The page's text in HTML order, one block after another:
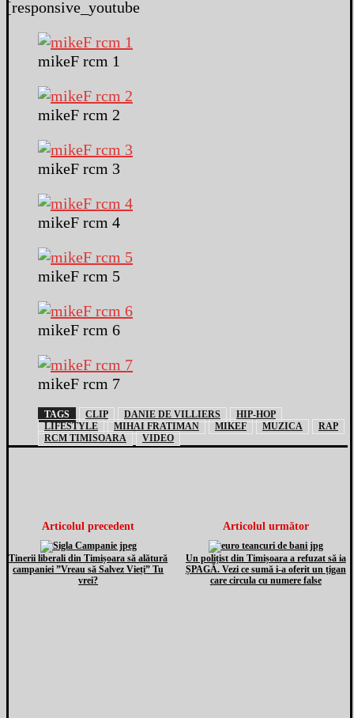
[responsive_youtube
mikeF rcm 1
mikeF rcm 2
mikeF rcm 3
mikeF rcm 4
mikeF rcm 5
mikeF rcm 6
mikeF rcm 7
TAGS CLIP DANIE DE VILLIERS
HIP-HOP
LIFESTYLE
MIHAI FRATIMAN MIKEF MUZICA
RAP
RCM TIMISOARA
VIDEO
Articolul precedent
Tinerii liberali din Timișoara să alătură
campaniei ”Vreau să Salvez Vieți” Tu
vrei?
Articolul următor
Un polițist din Timișoara a refuzat să ia
ȘPAGĂ. Vezi ce sumă i-a oferit un țigan
care circula cu numere false